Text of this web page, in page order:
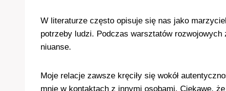
W literaturze często opisuje się nas jako
potrzeby ludzi. Podczas warsztatów rozwojowych
niuanse.
Moje relacje zawsze kręciły się wokół
mnie w kontaktach z innymi osobami. Ciekawe,